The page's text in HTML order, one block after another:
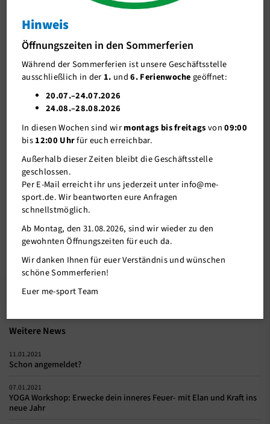
Adventskalender
Türchen 22: Papa-Kind-Würfelworkout!
Heute schon gemeinsam geschwitzt?
spaßreiches Papa-Kind-Würfelworkoutfür euch versteckt.
Schaut auf unserem "YouTubeKanal: me-sportSTUDIO
und sportelt zusammen mit Milla und Marcel!
Wir wünschen euch viel Spaß beim gemeinsamen Schwitzen,
Sporteln und Lachen!
Weitere News
11.01.2021
Schon angemeldet?
07.01.2021
YOGA Workshop: Erwecke dein inneres Feuer- mit Elan und Kraft ins
neue Jahr
J-Team
Stellenangebote
Förderverein me-sport e.V.
Mitgliederservice
Verantwortung
Hinweis
Öffnungszeiten in den Sommerferien
Während der Sommerferien ist unsere Geschäftsstelle
ausschließlich in der 1. und6. Ferienwochegeöffnet:
20.07.–24.07.2026
24.08.–28.08.2026
In diesen Wochen sind wirmontags bis freitagsvon09:00
bis12:00 Uhrfür euch erreichbar.
Außerhalb dieser Zeiten bleibt die Geschäftsstelle
geschlossen.
Per E-Mail erreicht ihr uns jederzeit unter info@me-
sport.de. Wir beantworten eure Anfragen
schnellstmöglich.
Ab Montag, den 31.08.2026, sind wir wieder zu den
gewohnten Öffnungszeiten für euch da.
Wir danken Ihnen für euer Verständnis und wünschen
schöne Sommerferien!
Euer me-sport Team